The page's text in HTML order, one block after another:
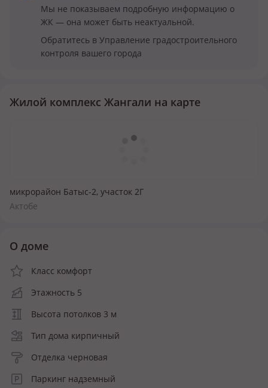
Мы не показываем подробную информацию о
ЖК — она может быть неактуальной.
Обратитесь в Управление градостроительного
контроля вашего города
Жилой комплекс Жангали на карте
микрорайон Батыс-2, участок 2Г
Актобе
О доме
Класс комфорт
Этажность 5
Высота потолков 3 м
Тип дома кирпичный
Отделка черновая
Паркинг надземный